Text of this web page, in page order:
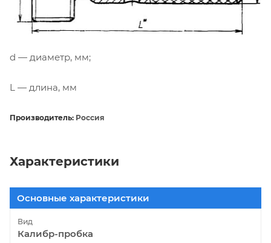
d — диаметр, мм;
L — длина, мм
Производитель: Россия
Характеристики
Основные характеристики
Вид
Калибр-пробка